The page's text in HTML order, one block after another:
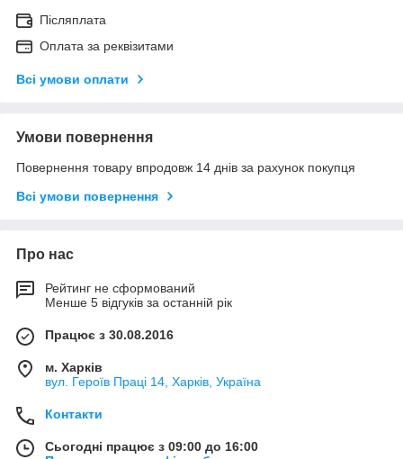
Післяплата
Оплата за реквізитами
Всі умови оплати
Умови повернення
Повернення товару впродовж 14 днів за рахунок покупця
Всі умови повернення
Про нас
Рейтинг не сформований
Менше 5 відгуків за останній рік
Працює з 30.08.2016
м. Харків
вул. Героїв Праці 14, Харків, Україна
Контакти
Сьогодні працює з 09:00 до 16:00